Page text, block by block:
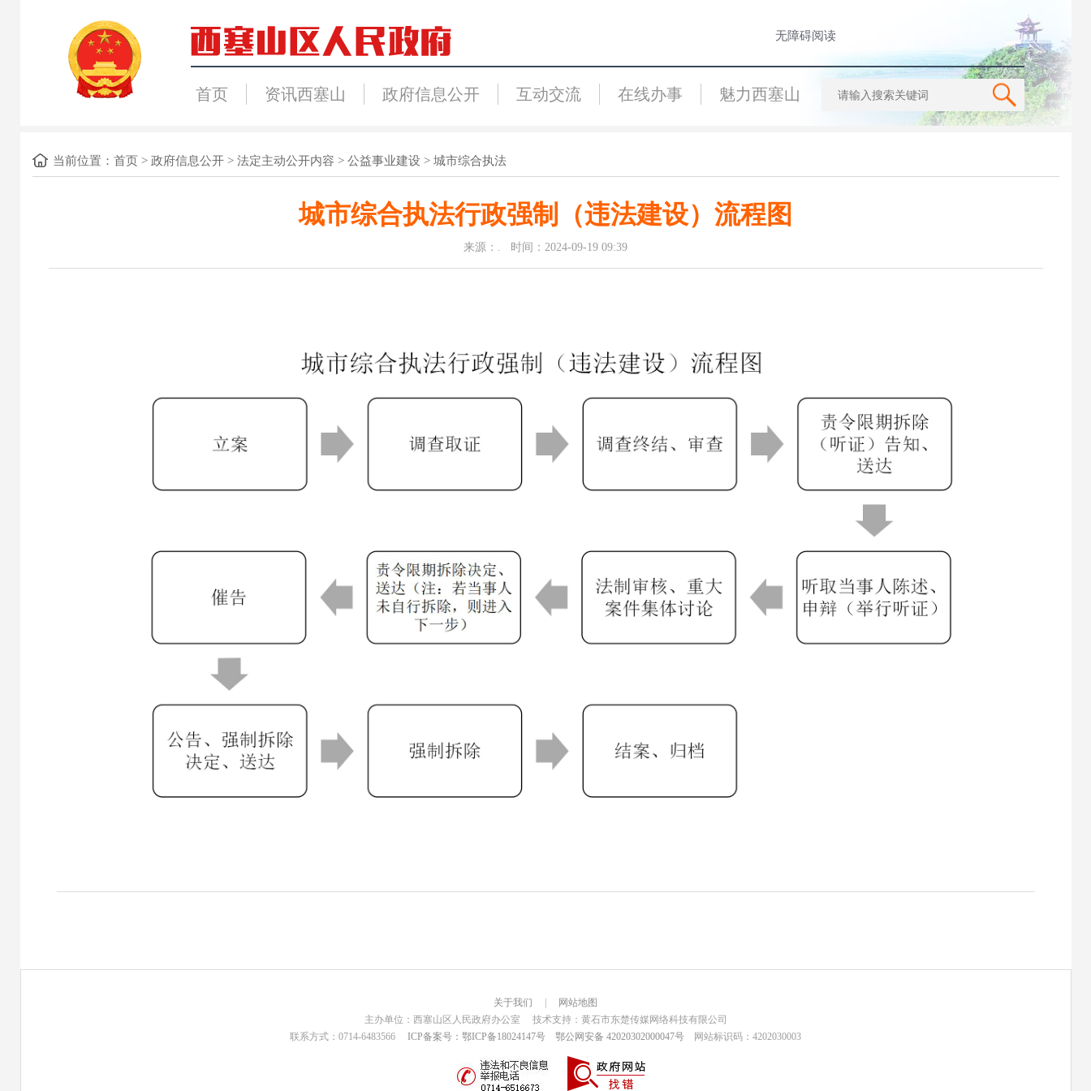
无障碍阅读
首页 资讯西塞山 政府信息公开 互动交流 在线办事 魅力西塞山
当前位置： 首页> 政府信息公开> 法定主动公开内容 > 公益事业建设 > 城市综合执法
城市综合执法行政强制（违法建设）流程图
来源：. 时间：2024-09-19 09:39
关于我们
网站地图
主办单位：西塞山区人民政府办公室 技术支持：黄石市东楚传媒网络科技有限公司
联系方式：0714-6483566 ICP备案号：鄂ICP备18024147号 鄂公网安备 42020302000047号 网站标识码：4202030003